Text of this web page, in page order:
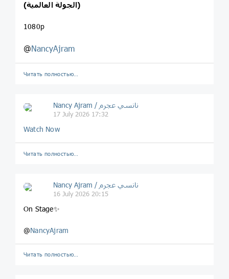
(الجولة العالمية)
1080p
@NancyAjram
Читать полностью…
Nancy Ajram / نانسي عجرم
17 July 2026 17:32
Watch Now
Читать полностью…
Nancy Ajram / نانسي عجرم
16 July 2026 20:15
On Stage✨
@NancyAjram
Читать полностью…